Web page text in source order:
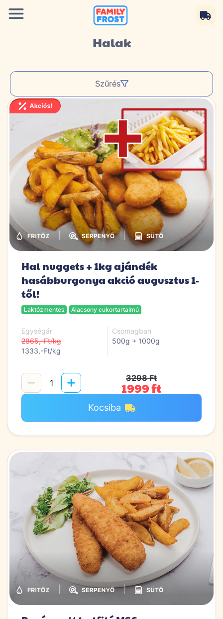
Halak
Szűrés
|
Hal nuggets + 1kg ajándék
hasábburgonya akció augusztus 1-
től!
Laktózmentes Alacsony cukortartalmú
Egységár
2865,-Ft/kg
1333,-Ft/kg
Csomagban
500g + 1000g
3298 Ft
1999 ft
Kocsiba
|